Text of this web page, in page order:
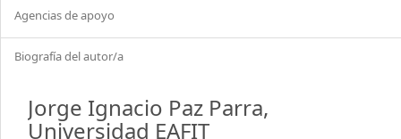
Agencias de apoyo
Biografía del autor/a
Jorge Ignacio Paz Parra,
Universidad EAFIT